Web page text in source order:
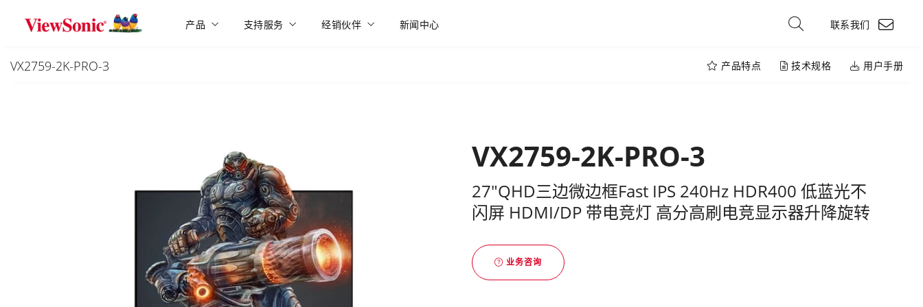
Skip to main content
产品 支持服务 经销伙伴 新闻中心 联系我们
VX2759-2K-PRO-3 产品特点 技术规格 用户手册
VX2759-2K-PRO-3
27"QHD三边微边框Fast IPS 240Hz HDR400 低蓝光不
闪屏 HDMI/DP 带电竞灯 高分高刷电竞显示器升降旋转
业务咨询